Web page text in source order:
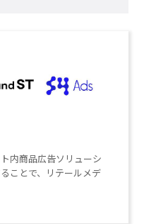
内商品広告ソリューシ
ことで、リテールメデ